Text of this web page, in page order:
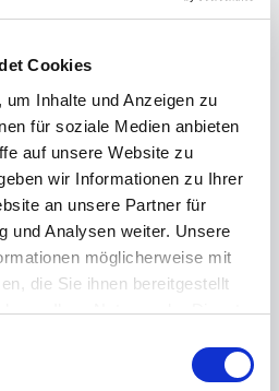
Cookies
Inhalte und Anzeigen zu
für soziale Medien anbieten
auf unsere Website zu
wir Informationen zu Ihrer
an unsere Partner für
und Analysen weiter. Unsere
möglicherweise mit
die Sie ihnen bereitgestellt
Ihrer Nutzung der Dienste